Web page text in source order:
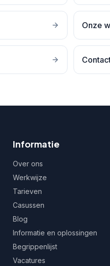
Onze
Informatie
Over ons
Werkwijze
Tarieven
Casussen
Blog
Informatie en oplossingen
Begrippenlijst
Vacatures